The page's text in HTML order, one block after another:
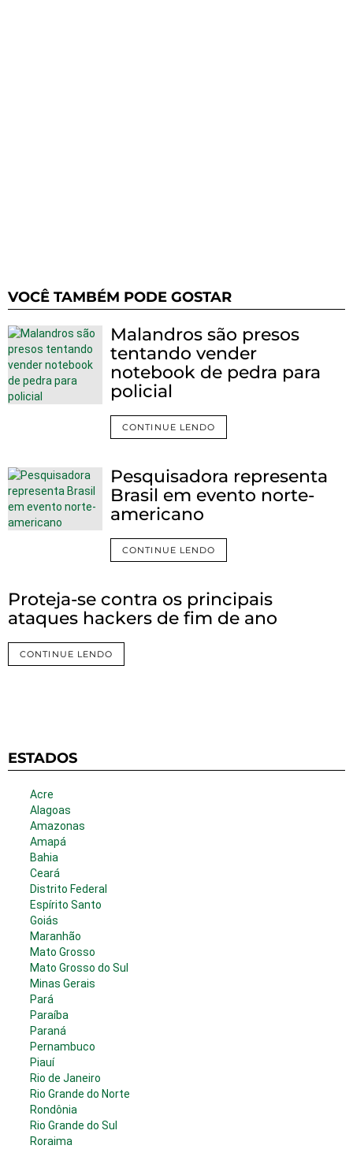
VOCÊ TAMBÉM PODE GOSTAR
Malandros são presos
tentando vender
notebook de pedra para
policial
CONTINUE LENDO
Pesquisadora representa
Brasil em evento norte-
americano
CONTINUE LENDO
Proteja-se contra os principais
ataques hackers de fim de ano
CONTINUE LENDO
ESTADOS
Acre
Alagoas
Amazonas
Amapá
Bahia
Ceará
Distrito Federal
Espírito Santo
Goiás
Maranhão
Mato Grosso
Mato Grosso do Sul
Minas Gerais
Pará
Paraíba
Paraná
Pernambuco
Piauí
Rio de Janeiro
Rio Grande do Norte
Rondônia
Rio Grande do Sul
Roraima